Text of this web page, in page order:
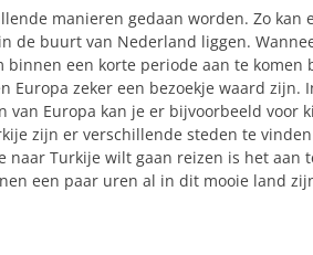
manieren gedaan worden. Zo kan
de buurt van Nederland liggen.
binnen een korte periode aan te komen
Europa zeker een bezoekje waard zijn.
van Europa kan je er bijvoorbeeld voor
zijn er verschillende steden te
naar Turkije wilt gaan reizen is het aan
een paar uren al in dit mooie land